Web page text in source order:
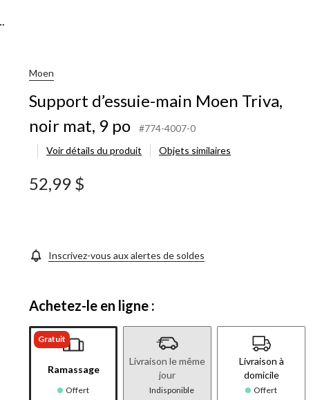
Moen
Support d’essuie-main Moen Triva,
noir mat, 9 po
#774-4007-0
Voir détails du produit
Objets similaires
52,99 $
Inscrivez-vous aux alertes de soldes
Achetez-le en ligne :
Gratuit
Ramassage
Offert
Livraison le même
jour
Indisponible
Livraison à
domicile
Offert